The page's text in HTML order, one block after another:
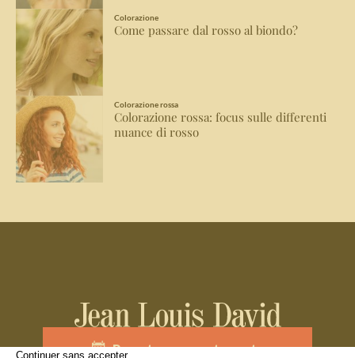
Colorazione
Come passare dal rosso al biondo?
Colorazione rossa
Colorazione rossa: focus sulle differenti
nuance di rosso
Prenota un appuntamento